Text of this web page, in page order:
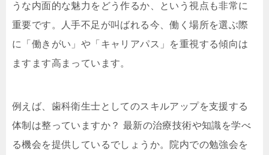
うな内面的な魅力をどう作るか、という視点も非常に
重要です。人手不足が叫ばれる今、働く場所を選ぶ際
に「働きがい」や「キャリアパス」を重視する傾向は
ますます高まっています。
例えば、歯科衛生士としてのスキルアップを支援する
体制は整っていますか？ 最新の治療技術や知識を学べ
る機会を提供しているでしょうか。院内での勉強会を